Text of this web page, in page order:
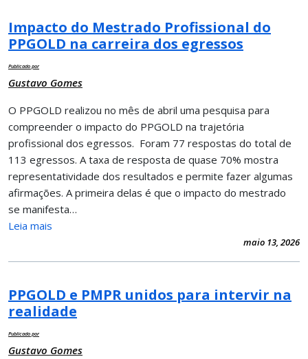
Impacto do Mestrado Profissional do
PPGOLD na carreira dos egressos
Publicado por
Gustavo Gomes
O PPGOLD realizou no mês de abril uma pesquisa para
compreender o impacto do PPGOLD na trajetória
profissional dos egressos. Foram 77 respostas do total de
113 egressos. A taxa de resposta de quase 70% mostra
representatividade dos resultados e permite fazer algumas
afirmações. A primeira delas é que o impacto do mestrado
se manifesta…
Leia mais
maio 13, 2026
PPGOLD e PMPR unidos para intervir na
realidade
Publicado por
Gustavo Gomes